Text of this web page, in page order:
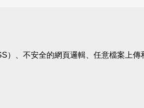
）、不安全的網頁邏輯、任意檔案上傳